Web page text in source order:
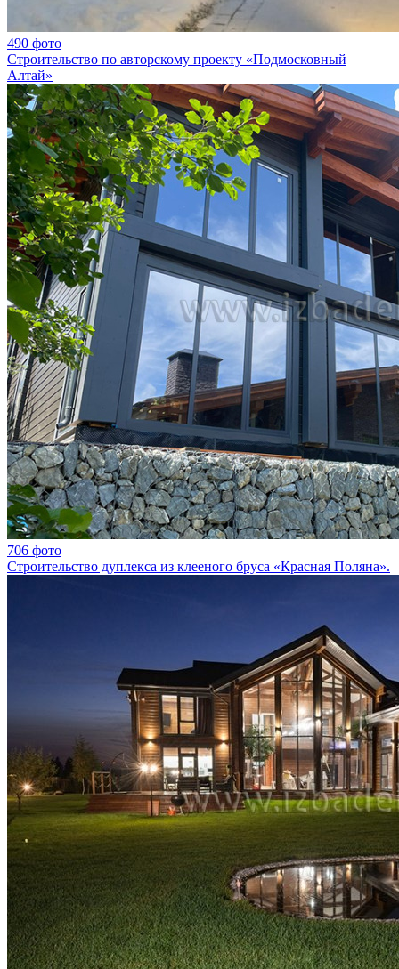
490 фото
Строительство по авторскому проекту «Подмосковный
Алтай»
706 фото
Строительство дуплекса из клееного бруса «Красная Поляна».